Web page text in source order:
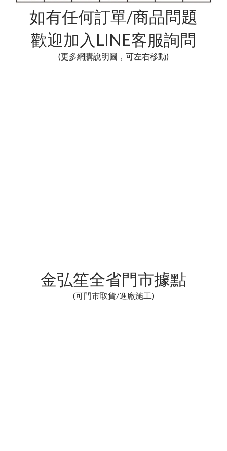
如有任何訂單/商品問題
歡迎加入LINE客服詢問
(更多網購說明圖，可左右移動)
金弘笙全省門市據點
(可門市取貨/進廠施工)